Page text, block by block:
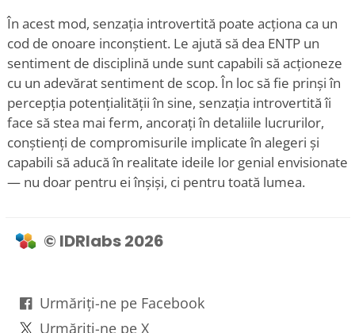
În acest mod, senzația introvertită poate acționa ca un
cod de onoare inconștient. Le ajută să dea ENTP un
sentiment de disciplină unde sunt capabili să acționeze
cu un adevărat sentiment de scop. În loc să fie prinși în
percepția potențialității în sine, senzația introvertită îi
face să stea mai ferm, ancorați în detaliile lucrurilor,
conștienți de compromisurile implicate în alegeri și
capabili să aducă în realitate ideile lor genial envisionate
— nu doar pentru ei înșiși, ci pentru toată lumea.
© IDRlabs 2026
Urmăriți-ne pe Facebook
Urmăriți-ne pe X